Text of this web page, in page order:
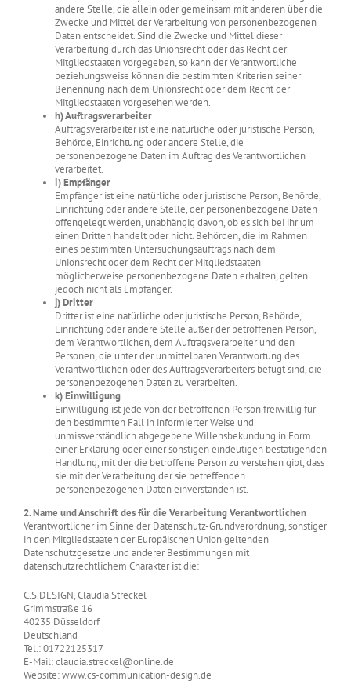
andere Stelle, die allein oder gemeinsam mit anderen über die
Zwecke und Mittel der Verarbeitung von personenbezogenen
Daten entscheidet. Sind die Zwecke und Mittel dieser
Verarbeitung durch das Unionsrecht oder das Recht der
Mitgliedstaaten vorgegeben, so kann der Verantwortliche
beziehungsweise können die bestimmten Kriterien seiner
Benennung nach dem Unionsrecht oder dem Recht der
Mitgliedstaaten vorgesehen werden.
h) Auftragsverarbeiter
Auftragsverarbeiter ist eine natürliche oder juristische Person,
Behörde, Einrichtung oder andere Stelle, die
personenbezogene Daten im Auftrag des Verantwortlichen
verarbeitet.
i) Empfänger
Empfänger ist eine natürliche oder juristische Person, Behörde,
Einrichtung oder andere Stelle, der personenbezogene Daten
offengelegt werden, unabhängig davon, ob es sich bei ihr um
einen Dritten handelt oder nicht. Behörden, die im Rahmen
eines bestimmten Untersuchungsauftrags nach dem
Unionsrecht oder dem Recht der Mitgliedstaaten
möglicherweise personenbezogene Daten erhalten, gelten
jedoch nicht als Empfänger.
j) Dritter
Dritter ist eine natürliche oder juristische Person, Behörde,
Einrichtung oder andere Stelle außer der betroffenen Person,
dem Verantwortlichen, dem Auftragsverarbeiter und den
Personen, die unter der unmittelbaren Verantwortung des
Verantwortlichen oder des Auftragsverarbeiters befugt sind, die
personenbezogenen Daten zu verarbeiten.
k) Einwilligung
Einwilligung ist jede von der betroffenen Person freiwillig für
den bestimmten Fall in informierter Weise und
unmissverständlich abgegebene Willensbekundung in Form
einer Erklärung oder einer sonstigen eindeutigen bestätigenden
Handlung, mit der die betroffene Person zu verstehen gibt, dass
sie mit der Verarbeitung der sie betreffenden
personenbezogenen Daten einverstanden ist.
2. Name und Anschrift des für die Verarbeitung Verantwortlichen
Verantwortlicher im Sinne der Datenschutz-Grundverordnung, sonstiger
in den Mitgliedstaaten der Europäischen Union geltenden
Datenschutzgesetze und anderer Bestimmungen mit
datenschutzrechtlichem Charakter ist die:
C.S.DESIGN, Claudia Streckel
Grimmstraße 16
40235 Düsseldorf
Deutschland
Tel.: 01722125317
E-Mail: claudia.streckel@online.de
Website: www.cs-communication-design.de